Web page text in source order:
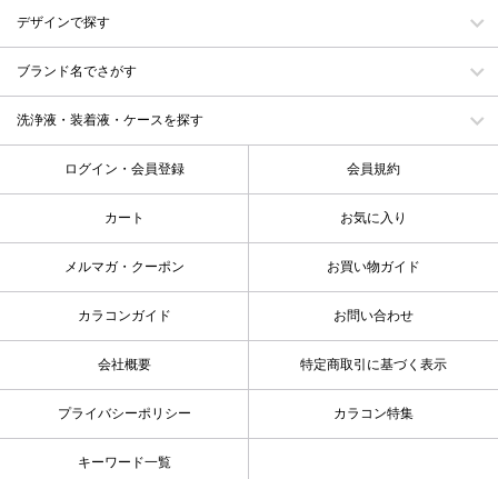
デザインで探す
ブランド名でさがす
洗浄液・装着液・ケースを探す
ログイン・会員登録 会員規約
カート お気に入り
メルマガ・クーポン お買い物ガイド
カラコンガイド お問い合わせ
会社概要 特定商取引に基づく表示
プライバシーポリシー カラコン特集
キーワード一覧